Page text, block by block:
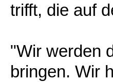
trifft, die auf
"Wir werden
bringen. Wir